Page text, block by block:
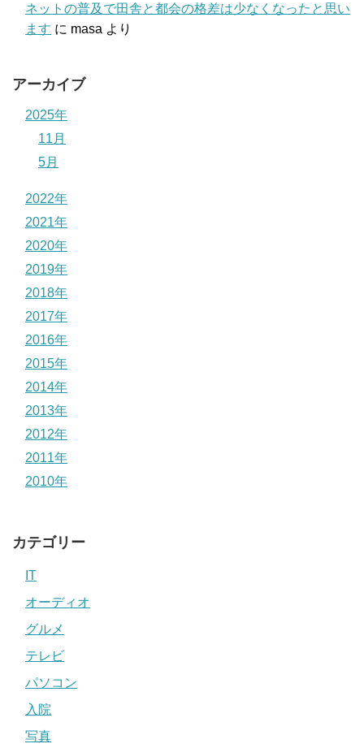
ネットの普及で田舎と都会の格差は少なくなったと思い
ます に masa より
アーカイブ
2025年
11月
5月
2022年
2021年
2020年
2019年
2018年
2017年
2016年
2015年
2014年
2013年
2012年
2011年
2010年
カテゴリー
IT
オーディオ
グルメ
テレビ
パソコン
入院
写真